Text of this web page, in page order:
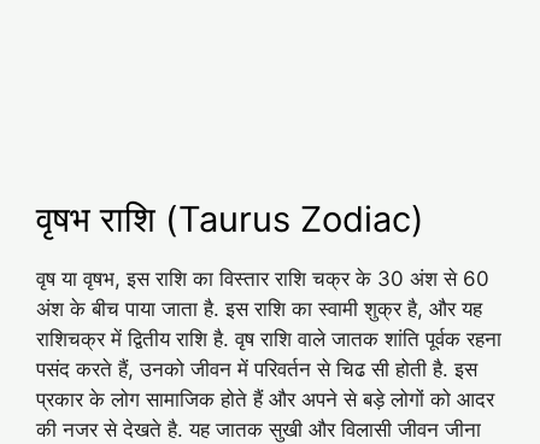
वृषभ राशि (Taurus Zodiac)
वृष या वृषभ, इस राशि का विस्तार राशि चक्र के 30 अंश से 60
अंश के बीच पाया जाता है. इस राशि का स्वामी शुक्र है, और यह
राशिचक्र में द्वितीय राशि है. वृष राशि वाले जातक शांति पूर्वक रहना
पसंद करते हैं, उनको जीवन में परिवर्तन से चिढ सी होती है. इस
प्रकार के लोग सामाजिक होते हैं और अपने से बड़े लोगों को आदर
की नजर से देखते है. यह जातक सुखी और विलासी जीवन जीना